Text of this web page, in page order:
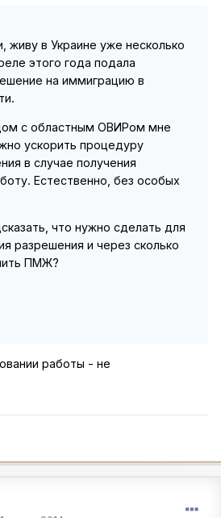
живу в Украине уже несколько
этого года подала
на иммиграцию в
с областным ОВИРом мне
ускорить процедуру
в случае получения
Естественно, без особых
что нужно сделать для
разрешения и через сколько
ПМЖ?
работы - не